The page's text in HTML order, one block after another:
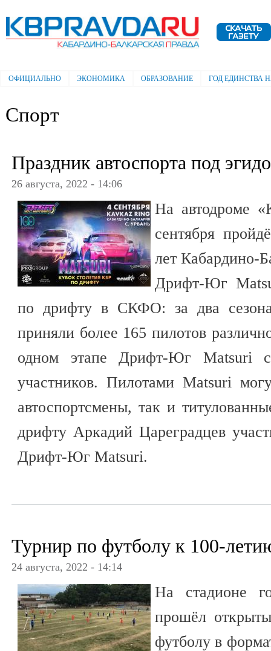
Электронная газета "Кабардино-
Балкарская правда"
Главное меню
ОФИЦИАЛЬНО ЭКОНОМИКА ОБРАЗОВАНИЕ ГОД ЕДИНСТВА
Спорт
Праздник автоспорта под
26 августа, 2022 - 14:06
На автодроме
сентября
лет Кабардино-
Дрифт-Юг
по дрифту в СКФО: за два
приняли более 165 пилотов
одном этапе Дрифт-Юг Matsuri
участников. Пилотами Matsuri
автоспортсмены, так и
дрифту Аркадий Цареградцев
Дрифт-Юг Matsuri.
Турнир по футболу к 100-
24 августа, 2022 - 14:14
На стадионе
прошёл
футболу в